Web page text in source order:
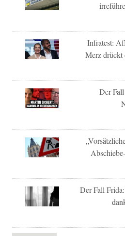
Infratest:
Merz drückt
Der
Der Fall